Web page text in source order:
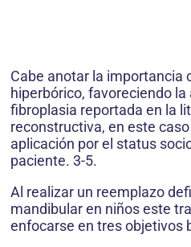
Cabe anotar la importancia
hiperbórico, favoreciendo la
fibroplasia reportada en la
reconstructiva, en este
aplicación por el status
paciente. 3-5.
Al realizar un reemplazo
mandibular en niños este
enfocarse en tres objetivos